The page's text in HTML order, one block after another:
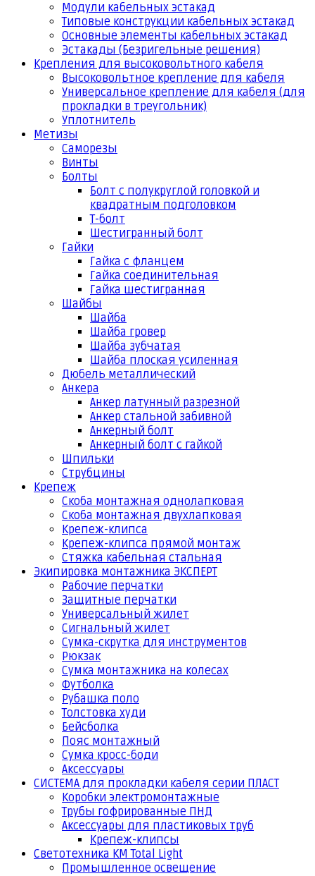
Модули кабельных эстакад
Типовые конструкции кабельных эстакад
Основные элементы кабельных эстакад
Эстакады (Безригельные решения)
Крепления для высоковольтного кабеля
Высоковольтное крепление для кабеля
Универсальное крепление для кабеля (для
прокладки в треугольник)
Уплотнитель
Метизы
Саморезы
Винты
Болты
Болт с полукруглой головкой и
квадратным подголовком
Т-болт
Шестигранный болт
Гайки
Гайка с фланцем
Гайка соединительная
Гайка шестигранная
Шайбы
Шайба
Шайба гровер
Шайба зубчатая
Шайба плоская усиленная
Дюбель металлический
Анкера
Анкер латунный разрезной
Анкер стальной забивной
Анкерный болт
Анкерный болт с гайкой
Шпильки
Струбцины
Крепеж
Скоба монтажная однолапковая
Скоба монтажная двухлапковая
Крепеж-клипса
Крепеж-клипса прямой монтаж
Стяжка кабельная стальная
Экипировка монтажника ЭКСПЕРТ
Рабочие перчатки
Защитные перчатки
Универсальный жилет
Сигнальный жилет
Сумка-скрутка для инструментов
Рюкзак
Сумка монтажника на колесах
Футболка
Рубашка поло
Толстовка худи
Бейсболка
Пояс монтажный
Сумка кросс-боди
Аксессуары
СИСТЕМА для прокладки кабеля серии ПЛАСТ
Коробки электромонтажные
Трубы гофрированные ПНД
Аксессуары для пластиковых труб
Крепеж-клипсы
Светотехника КМ Total Light
Промышленное освещение